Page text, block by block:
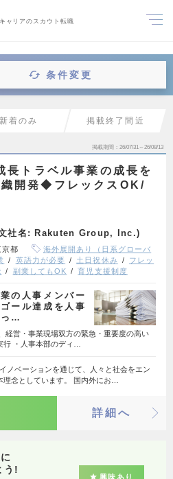
ャリアのスカウト転職
条件変更
新着のみ 掲載終了間近
掲載期間 26/07/31～26/08/13
長トラベル事業の成長を
織開発◆フレックスOK/
文社名: Rakuten Group, Inc.)
京都
海外展開あり（日系グローバ
英語力が必要 土日祝休み
フレッ
副業してもOK 育児支援制度
の人事メンバー
ール達成を人事
っ…
経営・事業現場双方の緊急・重要度の高い
行 ・人事本部のディ…
ノベーションを通じて、人々と社会をエン
念としています。 国内外にお…
詳細へ
う!
興味あり